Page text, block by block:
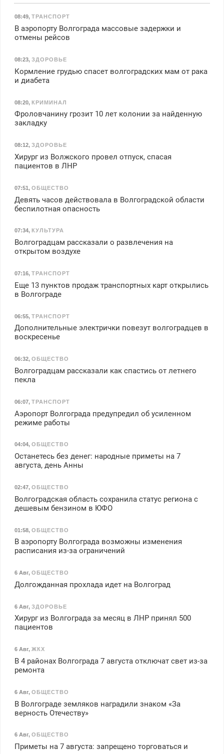
08:49, ТРАНСПОРТ
В аэропорту Волгограда массовые задержки и
отмены рейсов
08:23, ЗДОРОВЬЕ
Кормление грудью спасет волгоградских мам от рака
и диабета
08:20, КРИМИНАЛ
Фроловчанину грозит 10 лет колонии за найденную
закладку
08:12, ЗДОРОВЬЕ
Хирург из Волжского провел отпуск, спасая
пациентов в ЛНР
07:51, ОБЩЕСТВО
Девять часов действовала в Волгоградской области
беспилотная опасность
07:34, КУЛЬТУРА
Волгоградцам рассказали о развлечения на
открытом воздухе
07:16, ТРАНСПОРТ
Еще 13 пунктов продаж транспортных карт открылись
в Волгограде
06:55, ТРАНСПОРТ
Дополнительные электрички повезут волгоградцев в
воскресенье
06:32, ОБЩЕСТВО
Волгоградцам рассказали как спастись от летнего
пекла
06:07, ТРАНСПОРТ
Аэропорт Волгограда предупредил об усиленном
режиме работы
04:04, ОБЩЕСТВО
Останетесь без денег: народные приметы на 7
августа, день Анны
02:47, ОБЩЕСТВО
Волгоградская область сохранила статус региона с
дешевым бензином в ЮФО
01:58, ОБЩЕСТВО
В аэропорту Волгограда возможны изменения
расписания из-за ограничений
6 Авг, ОБЩЕСТВО
Долгожданная прохлада идет на Волгоград
6 Авг, ЗДОРОВЬЕ
Хирург из Волгограда за месяц в ЛНР принял 500
пациентов
6 Авг, ЖКХ
В 4 районах Волгограда 7 августа отключат свет из-за
ремонта
6 Авг, ОБЩЕСТВО
В Волгограде земляков наградили знаком «За
верность Отечеству»
6 Авг, ОБЩЕСТВО
Приметы на 7 августа: запрещено торговаться и